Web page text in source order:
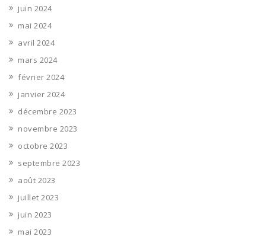
juin 2024
mai 2024
avril 2024
mars 2024
février 2024
janvier 2024
décembre 2023
novembre 2023
octobre 2023
septembre 2023
août 2023
juillet 2023
juin 2023
mai 2023